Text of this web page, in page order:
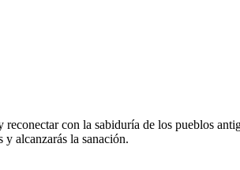
con la sabiduría de los pueblos
y alcanzarás la sanación.